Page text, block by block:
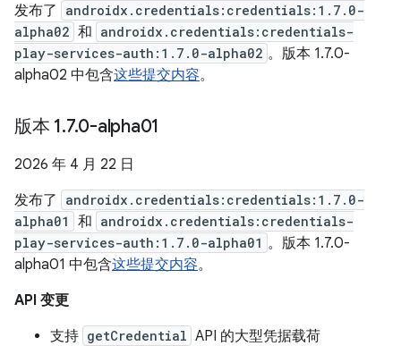
发布了
androidx.credentials:credentials:1.7.0-
alpha02 和 androidx.credentials:credentials-
play-services-auth:1.7.0-alpha02 。版本 1.7.0-
alpha02 中包含这些提交内容。
版本 1.7.0-alpha01
2026 年 4 月 22 日
发布了
androidx.credentials:credentials:1.7.0-
alpha01
和 androidx.credentials:credentials-
play-services-auth:1.7.0-alpha01 。版本 1.7.0-
alpha01 中包含这些提交内容。
API 变更
支持 getCredential API 的大型凭据载荷